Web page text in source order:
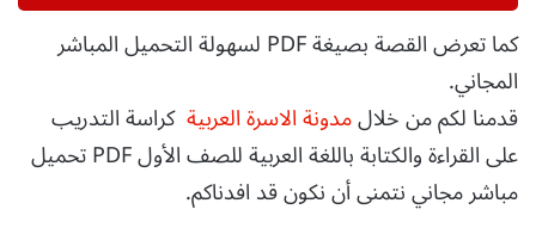
كما تعرض القصة بصيغة PDF لسهولة التحميل المباشر
المجاني.
قدمنا لكم من خلالمدونة الاسرة العربية كراسة التدريب
على القراءة والكتابة باللغة العربية للصف الأول PDF تحميل
مباشر مجاني نتمنى أن نكون قد افدناكم.